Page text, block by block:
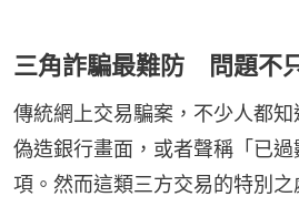
三角詐騙最難防 問題不
傳統網上交易騙案，不少人都知
偽造銀行畫面，或者聲稱「已
項。然而這類三方交易的特別